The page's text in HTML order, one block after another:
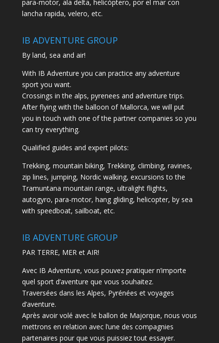
para-motor, ala delta, helicóptero, por el mar con
lancha rapida, velero, etc.
IB ADVENTURE GROUP
By land, sea and air!
With IB Adventure you can practice any adventure
sport you want.
Crossings in the alps, pyrenees and adventure trips.
After flying with the balloon of Mallorca, we will put
you in touch with one of the partner companies so you
can try everything.
Qualified guides and expert pilots:
Trekking, mountain biking, Trekking, climbing, ravines,
zip lines, jumping, Nordic walking, excursions to the
Tramuntana mountain range, ultralight flights,
autogyro, para-motor, hang gliding, helicopter, by sea
with speedboat, sailboat, etc.
IB ADVENTURE GROUP
PAR TERRE, MER et AIR!
Avec IB Adventure, vous pouvez pratiquer n’importe
quel sport d’aventure que vous souhaitez.
Traversées dans les Alpes, Pyrénées et voyages
d’aventure.
Après avoir volé avec le ballon de Majorque, nous vous
mettrons en relation avec l’une des compagnies
partenaires pour que vous puissiez tout essayer.